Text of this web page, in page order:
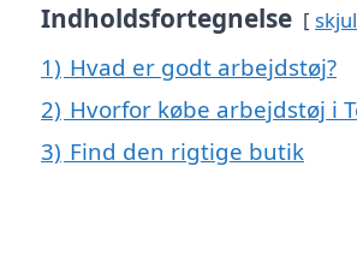
Indholdsfortegnelse skjul
1) Hvad er godt arbejdstøj?
2) Hvorfor købe arbejdstøj i
3) Find den rigtige butik